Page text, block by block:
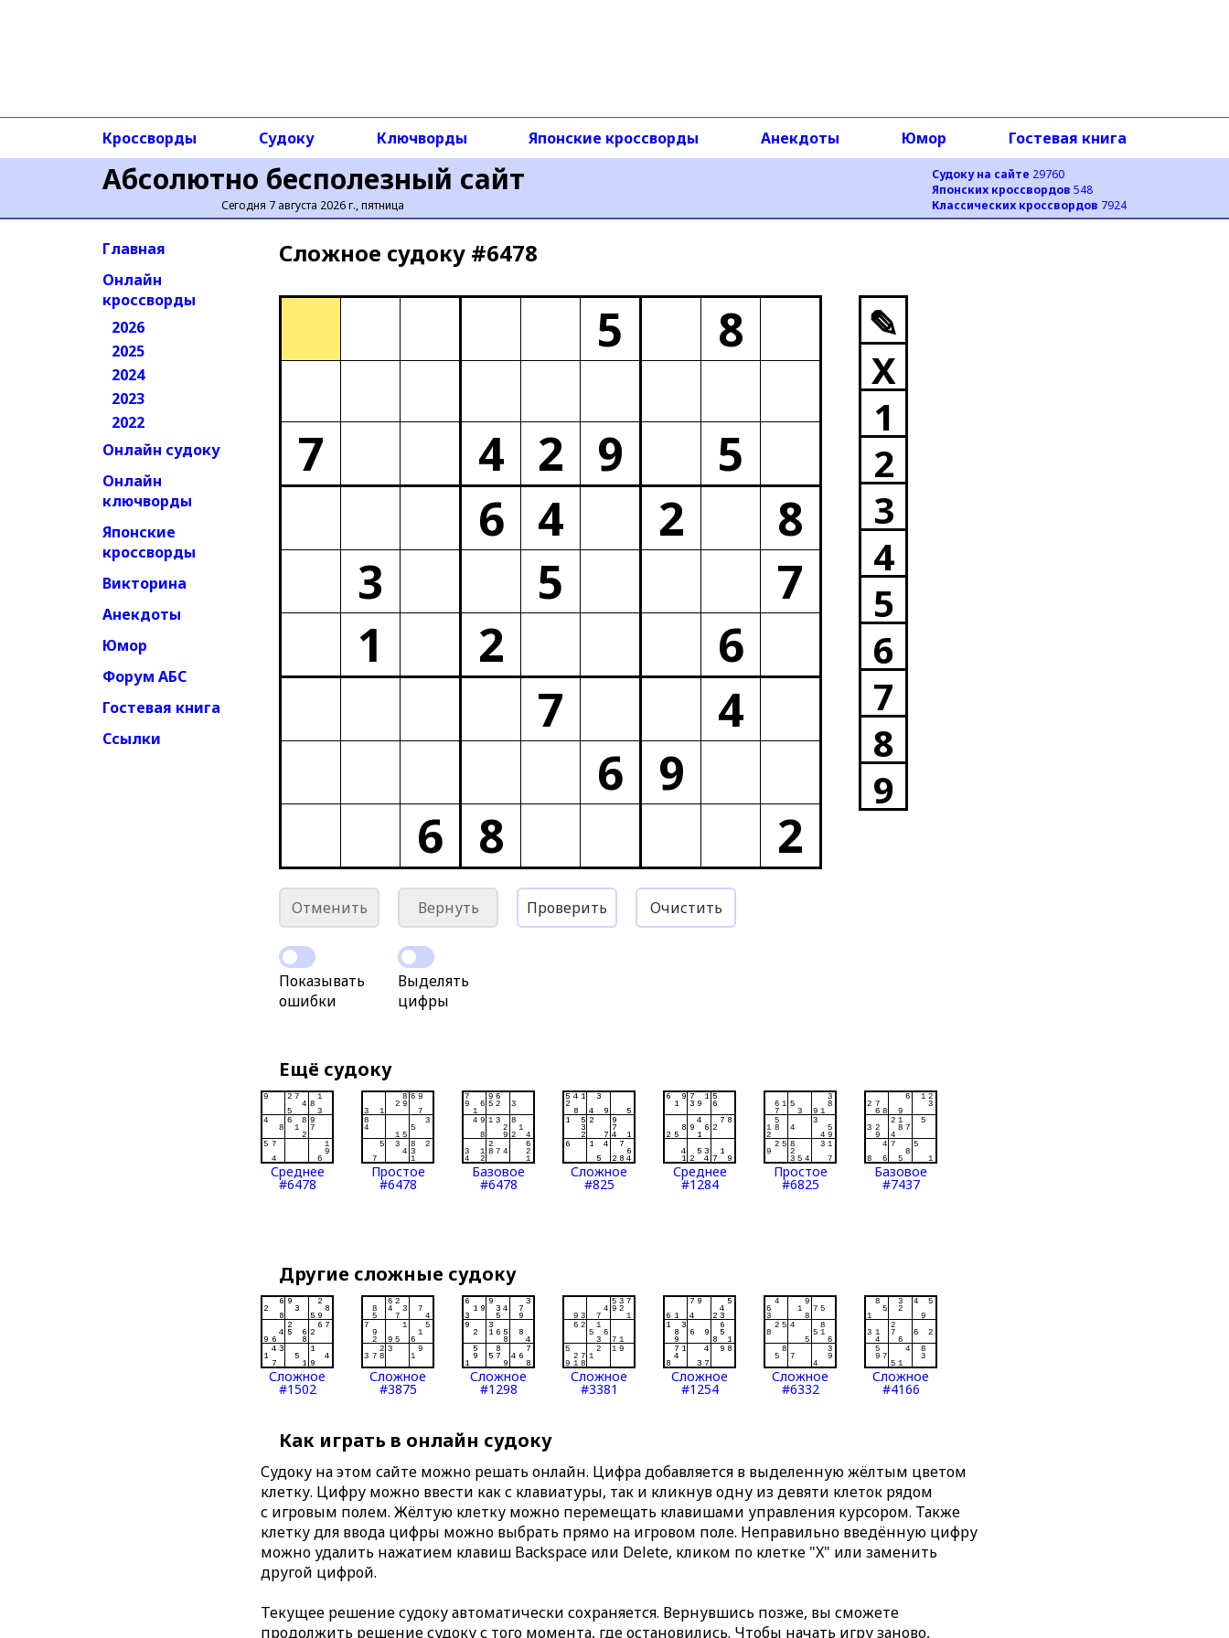
Абсолютно бесполезный сайт
Сегодня 7 августа 2026 г., пятница
Судоку на сайте 29760
Японских кроссвордов 548
Классических кроссвордов 7924
Кроссворды Судоку Ключворды Японские кроссворды Анекдоты Юмор Гостевая книга
Главная
Онлайн
кроссворды
2026
2025
2024
2023
2022
Онлайн судоку
Онлайн
ключворды
Японские
кроссворды
Викторина
Анекдоты
Юмор
Форум АБС
Гостевая книга
Ссылки
Сложное cудоку #6478
5
8
7
4 2 9
5
6 4 2
8
3
5
7
1
2
6
7
4
6
9
6
8 2
✎
X
1
2
3
4
5
6
7
8
9
Отменить Вернуть Проверить Очистить
Показывать
ошибки
Выделять
цифры
Ещё судоку
Среднее
#6478
Простое
#6478
Базовое
#6478
Сложное
#825
Среднее
#1284
Простое
#6825
Базовое
#7437
Другие сложные судоку
Сложное
#1502
Сложное
#3875
Сложное
#1298
Сложное
#3381
Сложное
#1254
Сложное
#6332
Сложное
#4166
Как играть в онлайн судоку
Судоку на этом сайте можно решать онлайн. Цифра добавляется в выделенную жёлтым цветом
клетку. Цифру можно ввести как с клавиатуры, так и кликнув одну из девяти клеток рядом
с игровым полем. Жёлтую клетку можно перемещать клавишами управления курсором. Также
клетку для ввода цифры можно выбрать прямо на игровом поле. Неправильно введённую цифру
можно удалить нажатием клавиш Backspace или Delete, кликом по клетке "X" или заменить
другой цифрой.
Текущее решение судоку автоматически сохраняется. Вернувшись позже, вы сможете
продолжить решение судоку с того момента, где остановились. Чтобы начать игру заново,